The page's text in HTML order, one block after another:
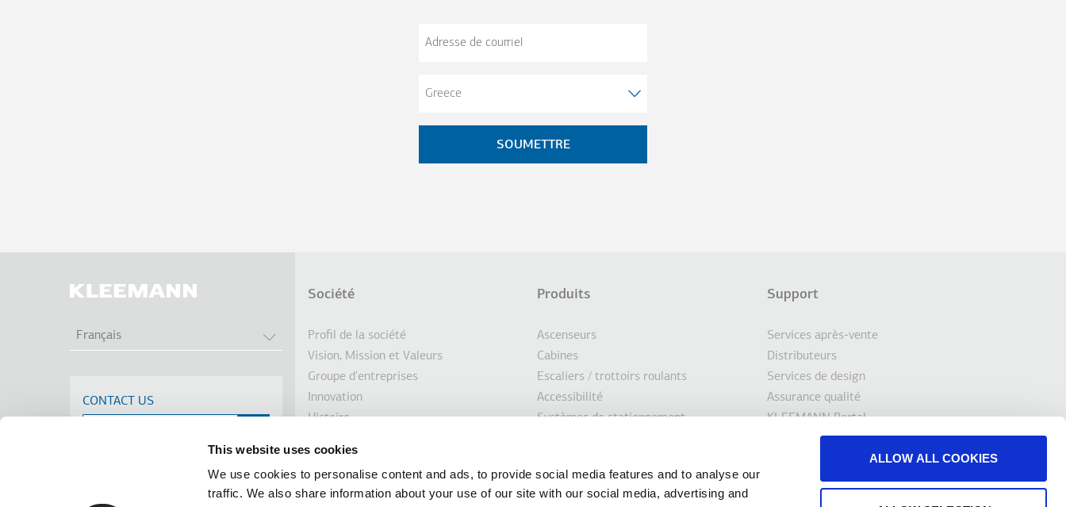
This website uses cookies
We use cookies to personalise content and ads, to provide social media features and to analyse our
traffic. We also share information about your use of our site with our social media, advertising and
ALLOW ALL COOKIES
Adresse
Français
CONTACT US
Pied
de
page
Société
Profil de la société
Vision, Mission et Valeurs
Groupe d'entreprises
Innovation
Histoire
Prix
Nouvelles
Produits
Ascenseurs
Cabines
Escaliers / trottoirs roulants
Accessibilité
Systèmes de stationnement
Solutions de modernisation
Support
Services après-vente
Distributeurs
Services de design
Assurance qualité
KLEEMANN Portal
Outils et téléchargements